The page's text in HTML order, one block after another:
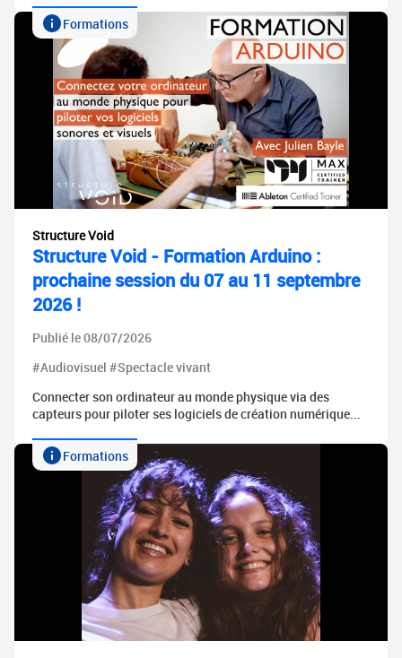
Formations
Structure Void
Structure Void - Formation Arduino :
prochaine session du 07 au 11 septembre
2026 !
Publié le 08/07/2026
#Audiovisuel #Spectacle vivant
Connecter son ordinateur au monde physique via des
capteurs pour piloter ses logiciels de création numérique...
Formations